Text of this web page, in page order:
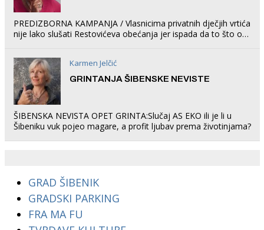
PREDIZBORNA KAMPANJA / Vlasnicima privatnih dječjih vrtića
nije lako slušati Restovićeva obećanja jer ispada da to što oni
Karmen Jelčić
GRINTANJA ŠIBENSKE NEVISTE
ŠIBENSKA NEVISTA OPET GRINTA:Slučaj AS EKO ili je li u
Šibeniku vuk pojeo magare, a profit ljubav prema životinjama?
GRAD ŠIBENIK
GRADSKI PARKING
FRA MA FU